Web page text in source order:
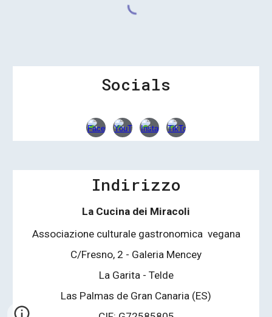
Socials
Indirizzo
La Cucina dei Miracoli
Associazione culturale gastronomica vegana
C/Fresno, 2 - Galeria Mencey
La Garita - Telde
Las Palmas de Gran Canaria (ES)